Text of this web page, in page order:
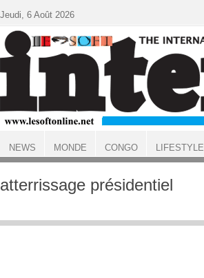
ACCUEIL
atterrissage présidentiel
Jeudi, 6 Août 2026
NEWS MONDE CONGO LIFESTYLE